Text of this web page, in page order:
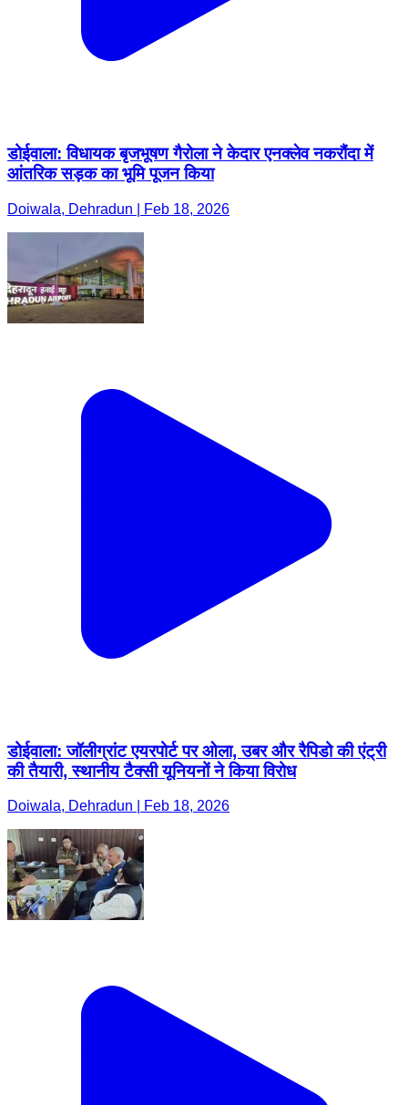
डोईवाला: विधायक बृजभूषण गैरोला ने केदार एनक्लेव नकरौंदा में
आंतरिक सड़क का भूमि पूजन किया
Doiwala, Dehradun | Feb 18, 2026
डोईवाला: जॉलीग्रांट एयरपोर्ट पर ओला, उबर और रैपिडो की एंट्री
की तैयारी, स्थानीय टैक्सी यूनियनों ने किया विरोध
Doiwala, Dehradun | Feb 18, 2026